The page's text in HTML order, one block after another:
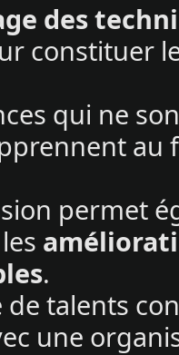
des
constituer
qui ne
au
permet
.
de talents
une